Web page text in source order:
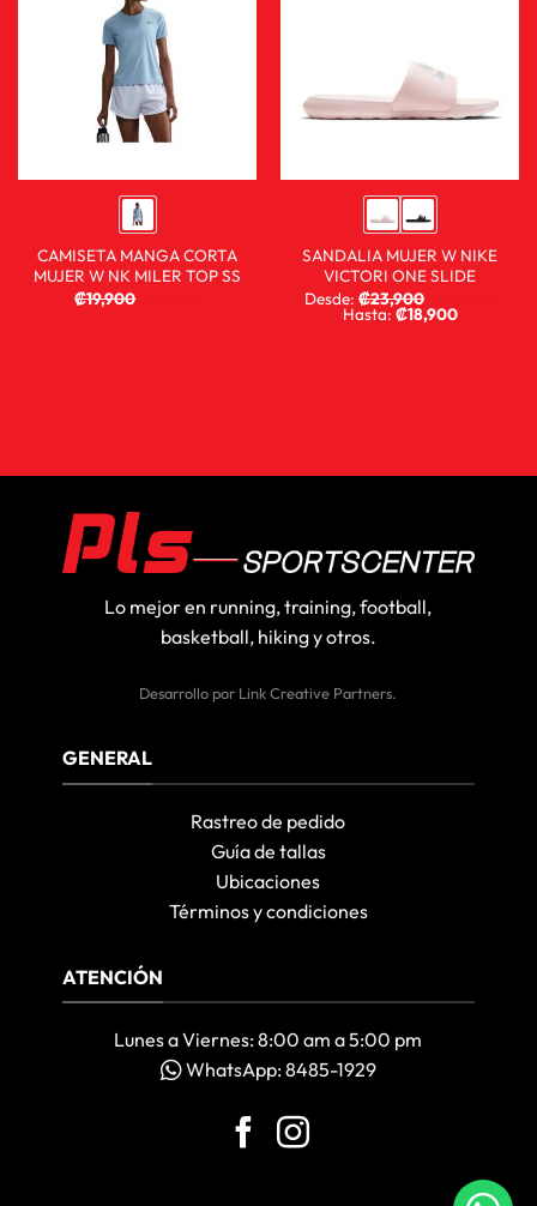
CAMISETA MANGA CORTA
MUJER W NK MILER TOP SS
₡19,900
SANDALIA MUJER W NIKE
VICTORI ONE SLIDE
Desde: ₡23,900
Hasta:₡18,900
Lo mejor en running, training, football,
basketball, hiking y otros.
Desarrollo por Link Creative Partners.
GENERAL
Rastreo de pedido
Guía de tallas
Ubicaciones
Términos y condiciones
ATENCIÓN
Lunes a Viernes: 8:00 am a 5:00 pm
WhatsApp: 8485-1929